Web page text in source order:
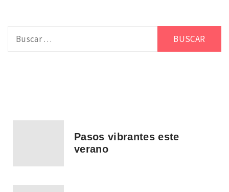
Pasos vibrantes este
verano